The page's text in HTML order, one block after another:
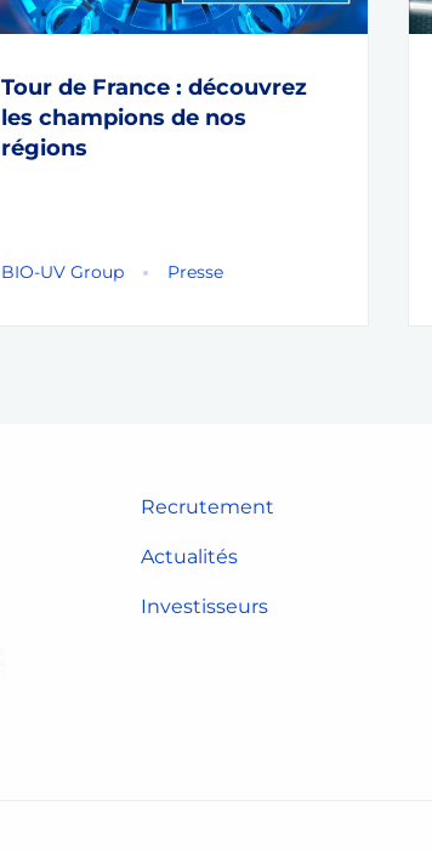
Tour de France : découvrez
les champions de nos
régions
BIO-UV Group Presse
Recrutement
Actualités
Investisseurs